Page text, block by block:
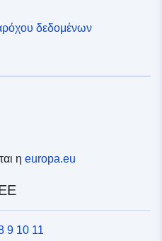
δεδομένων
η europa.eu
9 10 11